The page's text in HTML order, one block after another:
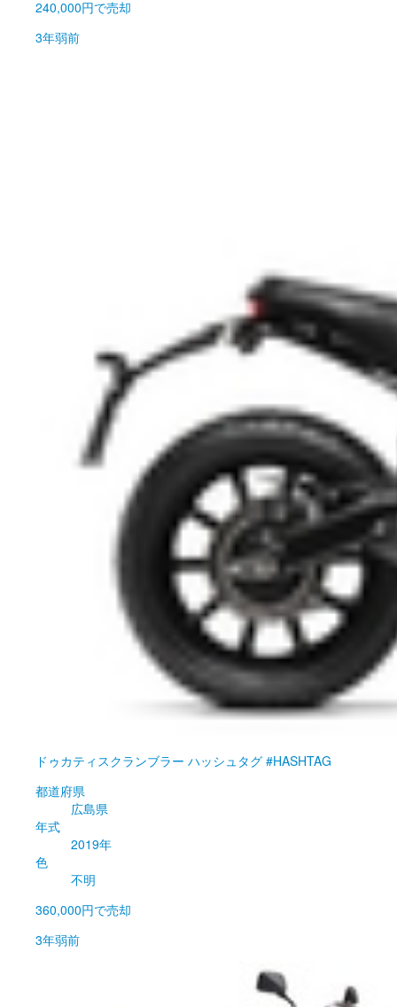
240,000円で売却
3年弱前
ドゥカティ スクランブラー ハッシュタグ #HASHTAG
都道府県
広島県
年式
2019年
色
不明
360,000円で売却
3年弱前